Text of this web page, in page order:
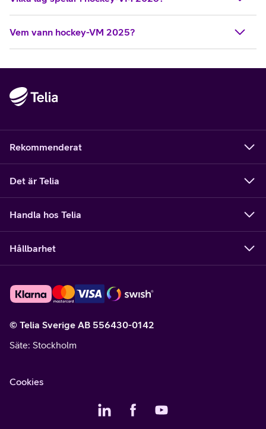
Vem vann hockey-VM 2025?
Rekommenderat
Det är Telia
Handla hos Telia
Hållbarhet
© Telia Sverige AB 556430-0142
Säte: Stockholm
Cookies